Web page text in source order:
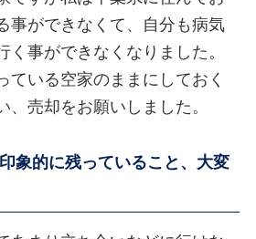
事ができなくて、自分も病気
く事ができなくなりました。
ている空家のままにしておく
、売却をお願いしました。
象的に残っていること、大変